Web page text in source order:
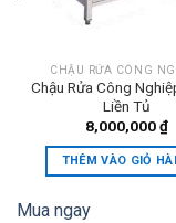
CHẬU RỬA CÔNG
Chậu Rửa Công
Liền Tủ
8,000,000₫
THÊM VÀO GIỎ
Mua ngay